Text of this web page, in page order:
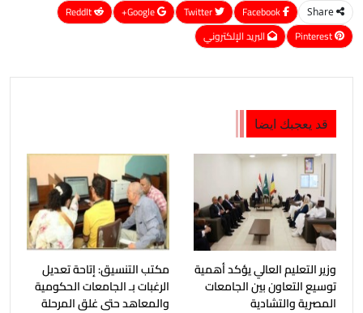
Share
Google+
ReddIt
Pinterest
البريد الإلكتروني
قد يعجبك ايضا
وزير التعليم العالي يؤكد أهمية
توسيع التعاون بين الجامعات
المصرية والتشادية
مكتب التنسيق: إتاحة تعديل
الرغبات بـ الجامعات الحكومية
والمعاهد حتى غلق المرحلة